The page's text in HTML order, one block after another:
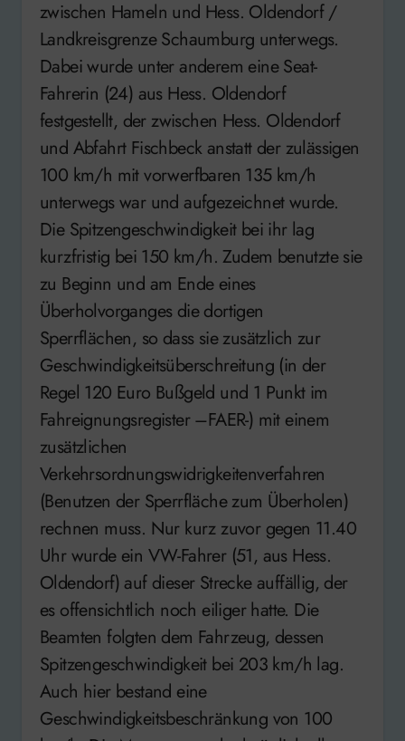
zwischen Hameln und Hess. Oldendorf /
Landkreisgrenze Schaumburg unterwegs.
Dabei wurde unter anderem eine Seat-
Fahrerin (24) aus Hess. Oldendorf
festgestellt, der zwischen Hess. Oldendorf
und Abfahrt Fischbeck anstatt der zulässigen
100 km/h mit vorwerfbaren 135 km/h
unterwegs war und aufgezeichnet wurde.
Die Spitzengeschwindigkeit bei ihr lag
kurzfristig bei 150 km/h. Zudem benutzte sie
zu Beginn und am Ende eines
Überholvorganges die dortigen
Sperrflächen, so dass sie zusätzlich zur
Geschwindigkeitsüberschreitung (in der
Regel 120 Euro Bußgeld und 1 Punkt im
Fahreignungsregister –FAER-) mit einem
zusätzlichen
Verkehrsordnungswidrigkeitenverfahren
(Benutzen der Sperrfläche zum Überholen)
rechnen muss. Nur kurz zuvor gegen 11.40
Uhr wurde ein VW-Fahrer (51, aus Hess.
Oldendorf) auf dieser Strecke auffällig, der
es offensichtlich noch eiliger hatte. Die
Beamten folgten dem Fahrzeug, dessen
Spitzengeschwindigkeit bei 203 km/h lag.
Auch hier bestand eine
Geschwindigkeitsbeschränkung von 100